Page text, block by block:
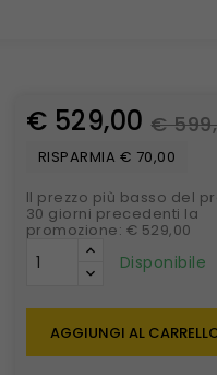
€ 529,00 €
RISPARMIA € 70,00
Il prezzo più basso del
30 giorni precedenti la
promozione: € 529,00
Disponibile
AGGIUNGI AL